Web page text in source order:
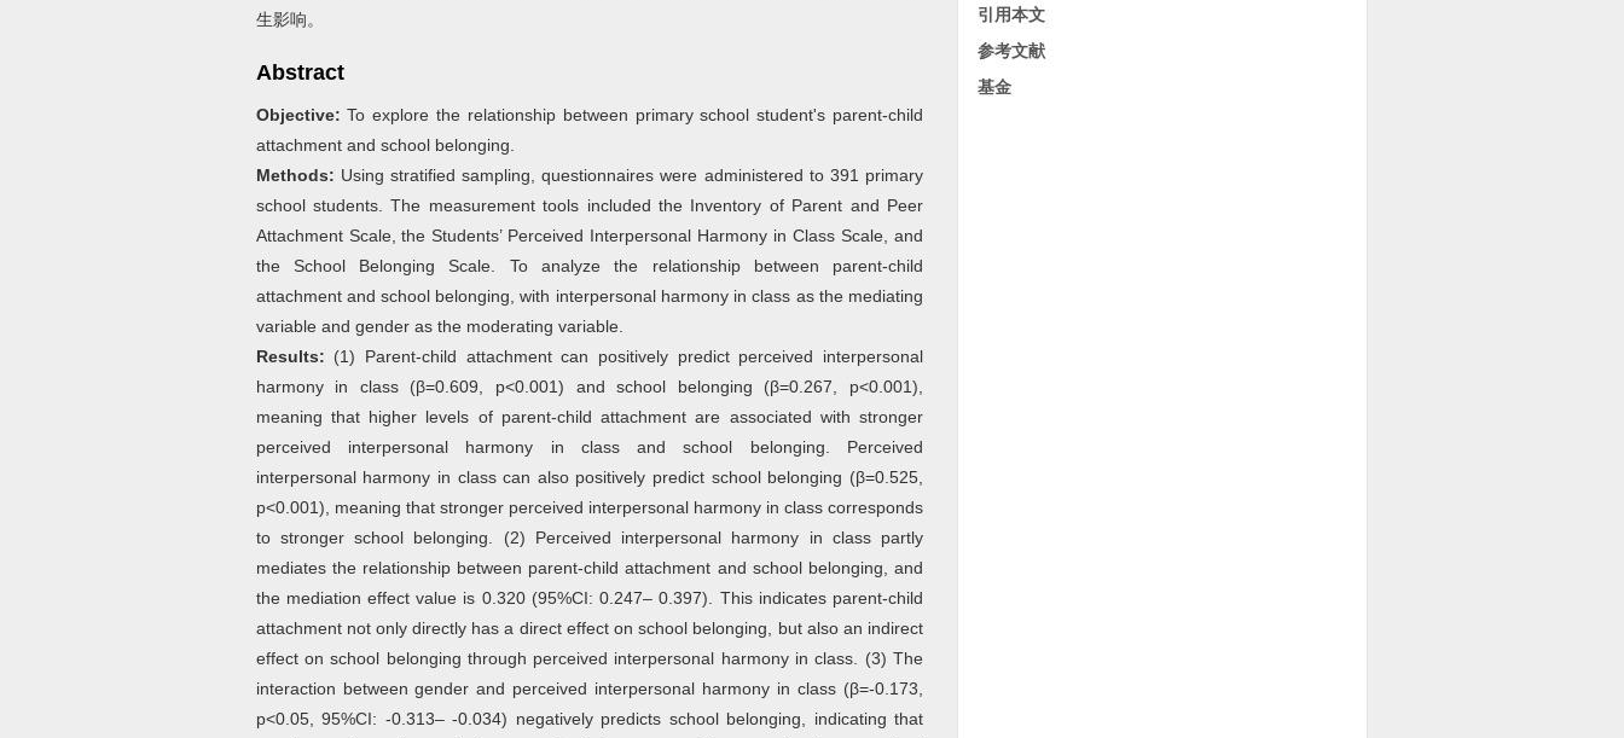
生影响。
Abstract
Objective: To explore the relationship between primary school student's parent-child
attachment and school belonging.
Methods: Using stratified sampling, questionnaires were administered to 391 primary
school students. The measurement tools included the Inventory of Parent and Peer
Attachment Scale, the Students’ Perceived Interpersonal Harmony in Class Scale, and
the School Belonging Scale. To analyze the relationship between parent-child
attachment and school belonging, with interpersonal harmony in class as the mediating
variable and gender as the moderating variable.
Results: (1) Parent-child attachment can positively predict perceived interpersonal
harmony in class (β=0.609, p<0.001) and school belonging (β=0.267, p<0.001),
meaning that higher levels of parent-child attachment are associated with stronger
perceived interpersonal harmony in class and school belonging. Perceived
interpersonal harmony in class can also positively predict school belonging (β=0.525,
p<0.001), meaning that stronger perceived interpersonal harmony in class corresponds
to stronger school belonging. (2) Perceived interpersonal harmony in class partly
mediates the relationship between parent-child attachment and school belonging, and
the mediation effect value is 0.320 (95%CI: 0.247– 0.397). This indicates parent-child
attachment not only directly has a direct effect on school belonging, but also an indirect
effect on school belonging through perceived interpersonal harmony in class. (3) The
interaction between gender and perceived interpersonal harmony in class (β=-0.173,
p<0.05, 95%CI: -0.313– -0.034) negatively predicts school belonging, indicating that
引用本文
参考文献
基金